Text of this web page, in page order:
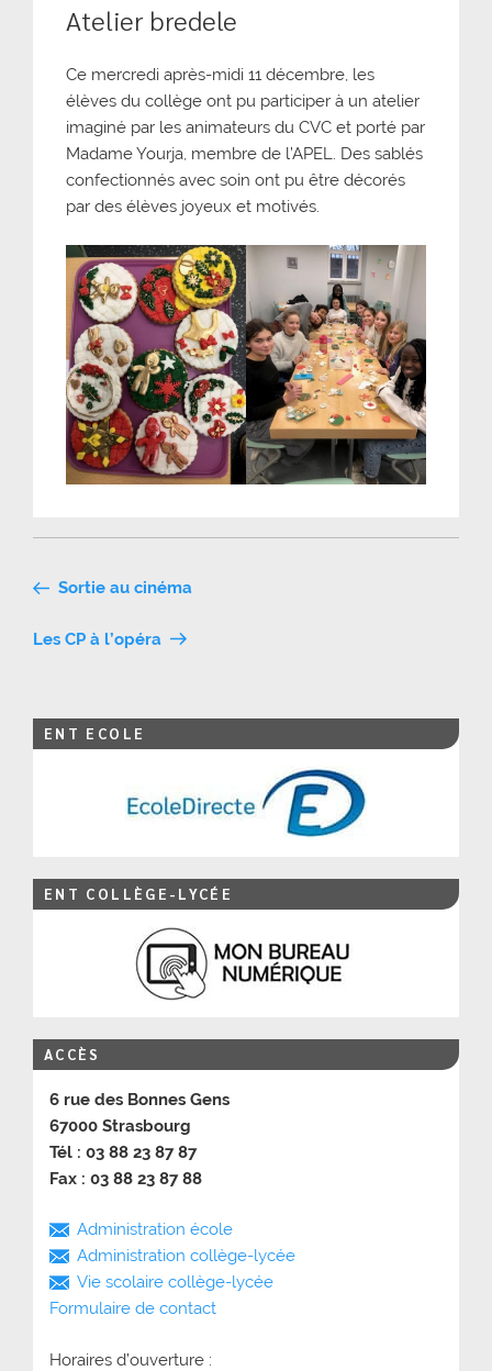
Atelier bredele
Ce mercredi après-midi 11 décembre, les
élèves du collège ont pu participer à un atelier
imaginé par les animateurs du CVC et porté par
Madame Yourja, membre de l’APEL. Des sablés
confectionnés avec soin ont pu être décorés
par des élèves joyeux et motivés.
Navigation
de
Sortie au cinéma
Les CP à l’opéra
ENT ECOLE
ENT COLLÈGE-LYCÉE
ACCÈS
6 rue des Bonnes Gens
67000 Strasbourg
Tél : 03 88 23 87 87
Fax : 03 88 23 87 88
Administration école
Administration collège-lycée
Vie scolaire collège-lycée
Formulaire de contact
Horaires d’ouverture :